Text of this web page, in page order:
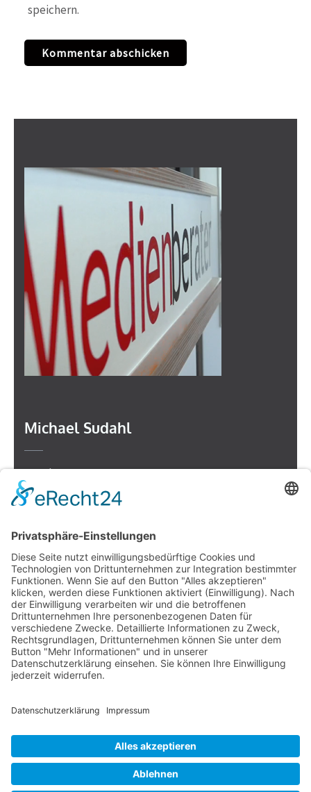
speichern.
Michael Sudahl
Beethovenstr. 4
73614 Schorndorf
Telefon: 07181 477 9998
E-Mail: sudahl@der-medienberater.de
Leonhard Fromm
Goethestr. 27
73614 Schorndorf
Telefon. 07181 4769906
E-Mail:fromm@der-medienberater.de
Der Medienberater|Impressum